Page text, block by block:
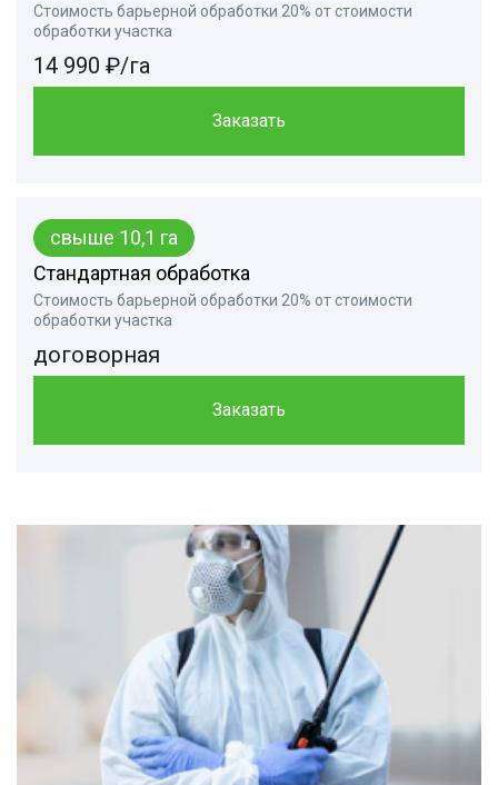
Стоимость барьерной обработки 20% от стоимости
обработки участка
14 990 ₽/га
Заказать
свыше 10,1 га
Стандартная обработка
Стоимость барьерной обработки 20% от стоимости
обработки участка
договорная
Заказать